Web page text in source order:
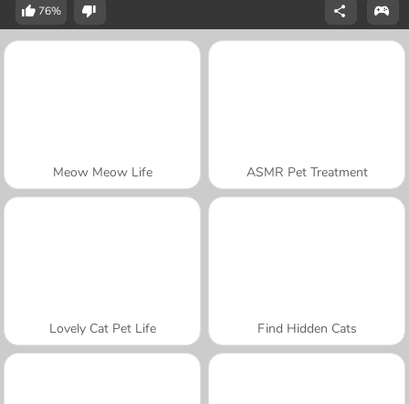
76%
Meow Meow Life ASMR Pet Treatment
Lovely Cat Pet Life Find Hidden Cats